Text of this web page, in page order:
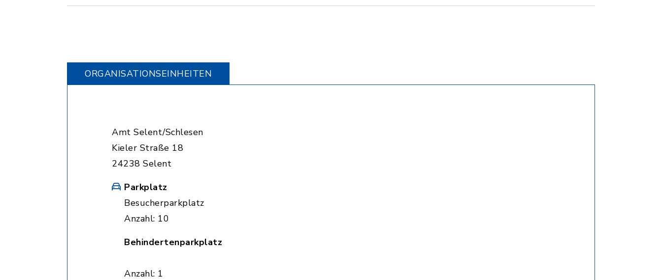
ORGANISATIONS­EINHEITEN
Amt Selent/Schlesen
Kieler Straße 18
24238 Selent
Parkplatz
Besucherparkplatz
Anzahl: 10
Behindertenparkplatz
Anzahl: 1